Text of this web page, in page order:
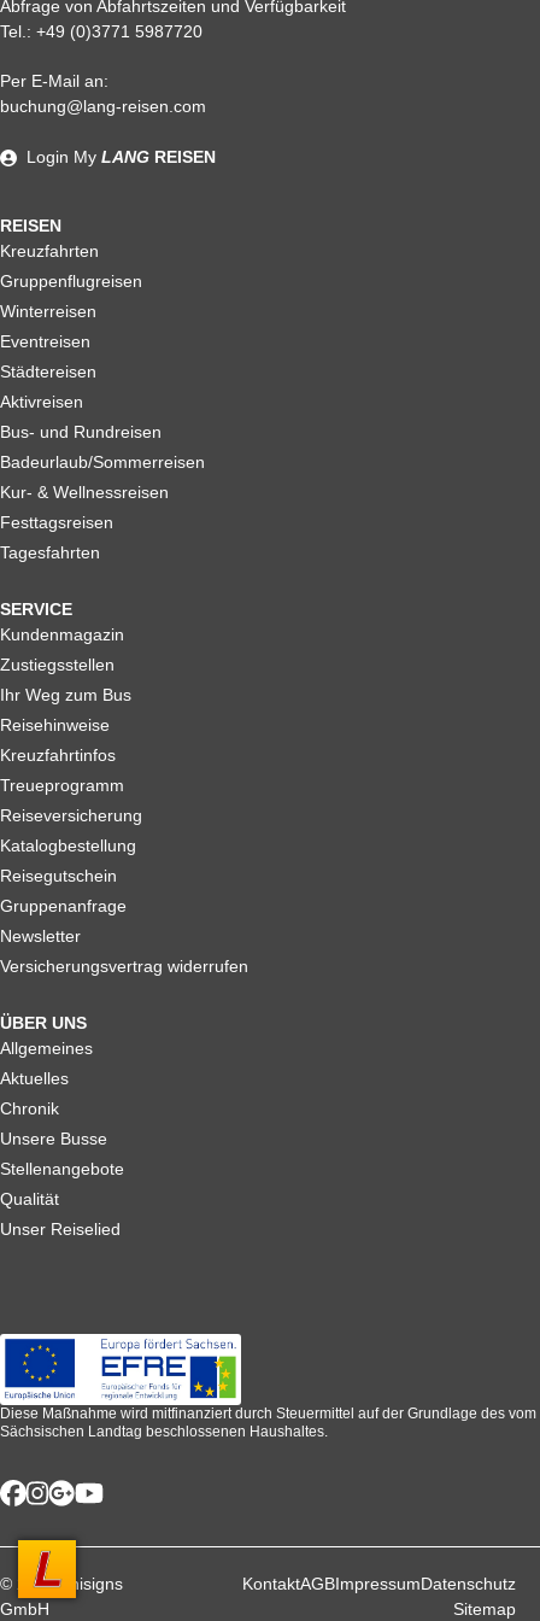
Alle weiteren Stronierungsbedingungen entnehmen Sie bitte
unseren AGB. Wir empfehlen Ihnen den Abschluss einer
Reiserücktrittskostenversicherung
Abfrage von Abfahrtszeiten und Verfügbarkeit
Tel.: +49 (0)3771 5987720
Per E-Mail an:
buchung@lang-reisen.com
REISEN
Kreuzfahrten
Gruppenflugreisen
Winterreisen
Eventreisen
Städtereisen
Aktivreisen
Bus- und Rundreisen
Badeurlaub/Sommerreisen
Kur- & Wellnessreisen
Festtagsreisen
Tagesfahrten
SERVICE
Kundenmagazin
Zustiegsstellen
Ihr Weg zum Bus
Reisehinweise
Kreuzfahrtinfos
Treueprogramm
Reiseversicherung
Katalogbestellung
Reisegutschein
Gruppenanfrage
Newsletter
Versicherungsvertrag widerrufen
ÜBER UNS
Allgemeines
Aktuelles
Chronik
Unsere Busse
Stellenangebote
Qualität
Unser Reiselied
Login My LANG REISEN
Diese Maßnahme wird mitfinanziert durch Steuermittel auf der Grundlage des vom
Sächsischen Landtag beschlossenen Haushaltes.
© 2026 unisigns
GmbH
KontaktAGBImpressumDatenschutz
Sitemap